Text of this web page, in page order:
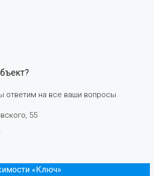
ответим на все ваши вопросы
55
«Ключ»